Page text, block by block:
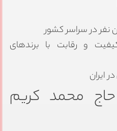
نفر در سراسر کشور
و رقابت با برندهای
ایران
محمد کریم